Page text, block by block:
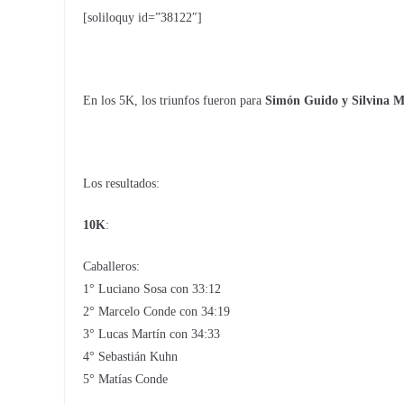
[soliloquy id=”38122″]
En los 5K, los triunfos fueron para Simón Guido y Silvina
Los resultados:
10K:
Caballeros:
1° Luciano Sosa con 33:12
2° Marcelo Conde con 34:19
3° Lucas Martín con 34:33
4° Sebastián Kuhn
5° Matías Conde